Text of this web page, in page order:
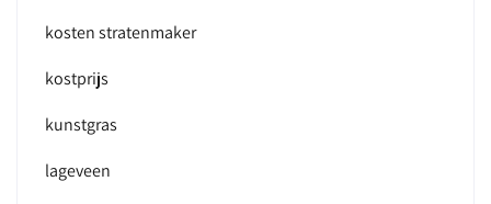
kosten stratenmaker
kostprijs
kunstgras
lageveen